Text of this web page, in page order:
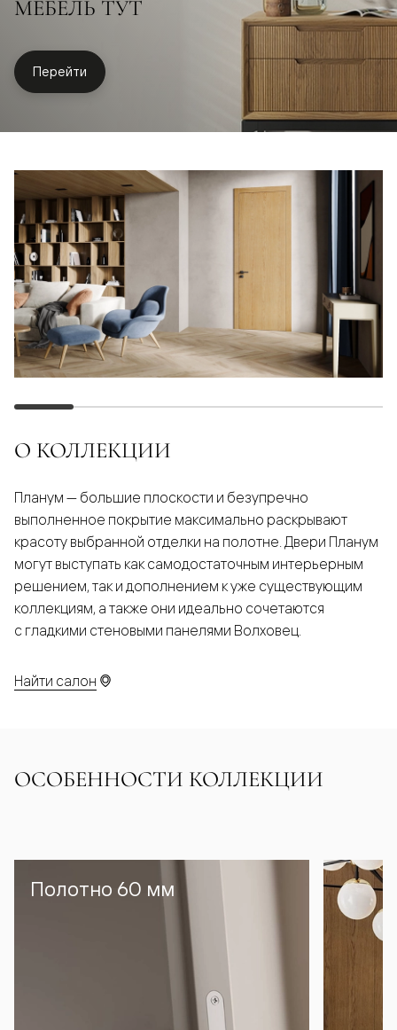
МЕБЕЛЬ ТУТ
Перейти
О КОЛЛЕКЦИИ
Планум — большие плоскости и безупречно
выполненное покрытие максимально раскрывают
красоту выбранной отделки на полотне. Двери Планум
могут выступать как самодостаточным интерьерным
решением, так и дополнением к уже существующим
коллекциям, а также они идеально сочетаются
с гладкими стеновыми панелями Волховец.
Найти салон
ОСОБЕННОСТИ КОЛЛЕКЦИИ
Полотно 60 мм